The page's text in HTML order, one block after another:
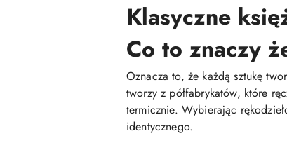
Klasyczne
Co to znaczy
Oznacza to, że każdą sztukę
tworzy z półfabrykatów, które
termicznie. Wybierając
identycznego.